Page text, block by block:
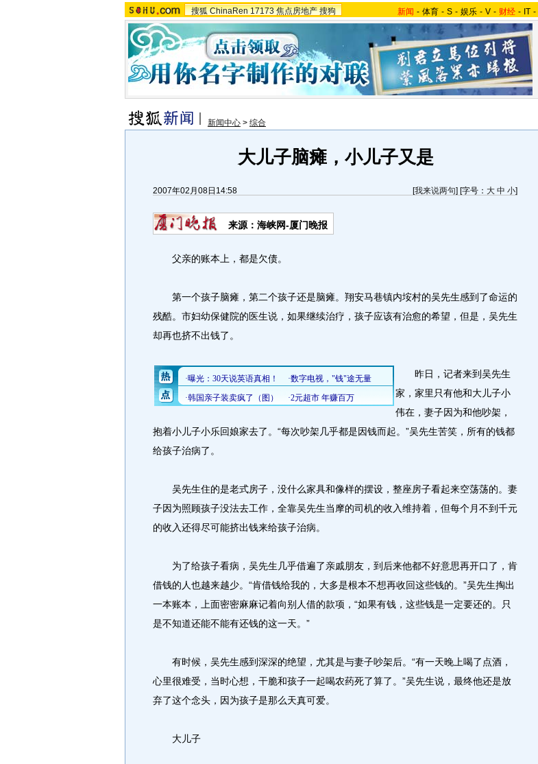
搜狐 ChinaRen 17173 焦点房地产 搜狗 新闻 - 体育 - S - 娱乐 - V - 财经 - IT -
新闻中心 > 综合
大儿子脑瘫，小儿子又是
2007年02月08日14:58 [我来说两句] [字号： 大 中 小]
来源：海峡网-厦门晚报
父亲的账本上，都是欠债。
第一个孩子脑瘫，第二个孩子还是脑瘫。翔安马巷镇内垵村的吴先生感到了命运的
残酷。市妇幼保健院的医生说，如果继续治疗，孩子应该有治愈的希望，但是，吴先生
却再也挤不出钱了。
昨日，记者来到吴先生
家，家里只有他和大儿子小
伟在，妻子因为和他吵架，
抱着小儿子小乐回娘家去了。“每次吵架几乎都是因钱而起。”吴先生苦笑，所有的钱都
给孩子治病了。
吴先生住的是老式房子，没什么家具和像样的摆设，整座房子看起来空荡荡的。妻
子因为照顾孩子没法去工作，全靠吴先生当摩的司机的收入维持着，但每个月不到千元
的收入还得尽可能挤出钱来给孩子治病。
为了给孩子看病，吴先生几乎借遍了亲戚朋友，到后来他都不好意思再开口了，肯
借钱的人也越来越少。“肯借钱给我的，大多是根本不想再收回这些钱的。”吴先生掏出
一本账本，上面密密麻麻记着向别人借的款项，“如果有钱，这些钱是一定要还的。只
是不知道还能不能有还钱的这一天。”
有时候，吴先生感到深深的绝望，尤其是与妻子吵架后。“有一天晚上喝了点酒，
心里很难受，当时心想，干脆和孩子一起喝农药死了算了。”吴先生说，最终他还是放
弃了这个念头，因为孩子是那么天真可爱。
大儿子